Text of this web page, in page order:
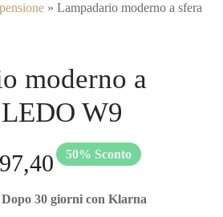
» Lampadario moderno a sfera
moderno a
W9
50% Sconto
Il prezzo
attuale
Dopo 30 giorni con Klarna